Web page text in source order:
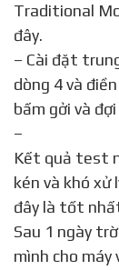
Traditional
đây.
– Cài đặt
dòng 4 và
bấm gởi và
–
Kết quả test
kén và khó xử
đây là tốt
Sau 1 ngày
mình cho máy